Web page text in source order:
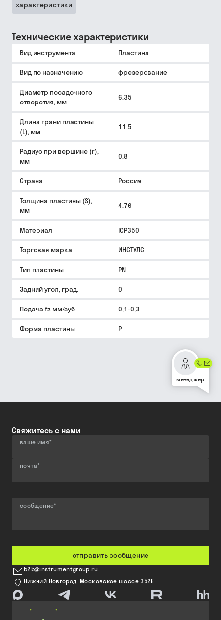
характеристики
Технические характеристики
Вид инструмента Пластина
Вид по назначению фрезерование
Диаметр посадочного
отверстия, мм
6.35
Длина грани пластины
(L), мм
11.5
Радиус при вершине (r),
мм
0.8
Страна Россия
Толщина пластины (S),
мм
4.76
Материал ICP350
Торговая марка ИНСТУЛС
Тип пластины PN
Задний угол, град. 0
Подача fz мм/зуб 0,1-0,3
Форма пластины P
менеджер
Свяжитесь с нами
ваше имя*
почта*
сообщение*
отправить сообщение
b2b@instrumentgroup.ru
Нижний Новгород, Московское шоссе 352Е